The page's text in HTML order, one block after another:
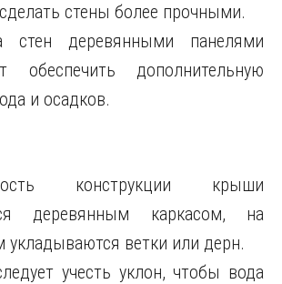
стены более прочными.
стен деревянными панелями
обеспечить дополнительную
и осадков.
конструкции крыши
деревянным каркасом, на
укладываются ветки или дерн.
учесть уклон, чтобы вода